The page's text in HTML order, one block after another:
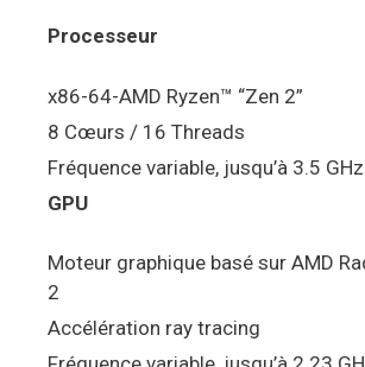
Processeur
x86-64-AMD Ryzen™ “Zen 2”
8 Cœurs / 16 Threads
Fréquence variable, jusqu’à 3.5 GHz
GPU
Moteur graphique basé sur AMD
2
Accélération ray tracing